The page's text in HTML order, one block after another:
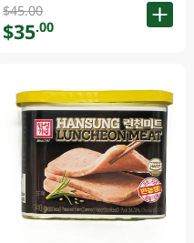
$45.00
$35.00